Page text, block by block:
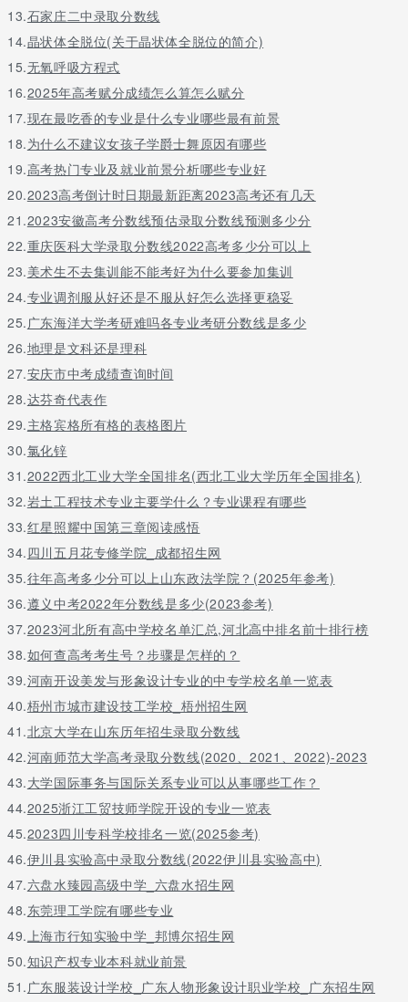
13.石家庄二中录取分数线
14.晶状体全脱位(关于晶状体全脱位的简介)
15.无氧呼吸方程式
16.2025年高考赋分成绩怎么算怎么赋分
17.现在最吃香的专业是什么专业哪些最有前景
18.为什么不建议女孩子学爵士舞原因有哪些
19.高考热门专业及就业前景分析哪些专业好
20.2023高考倒计时日期最新距离2023高考还有几天
21.2023安徽高考分数线预估录取分数线预测多少分
22.重庆医科大学录取分数线2022高考多少分可以上
23.美术生不去集训能不能考好为什么要参加集训
24.专业调剂服从好还是不服从好怎么选择更稳妥
25.广东海洋大学考研难吗各专业考研分数线是多少
26.地理是文科还是理科
27.安庆市中考成绩查询时间
28.达芬奇代表作
29.主格宾格所有格的表格图片
30.氯化锌
31.2022西北工业大学全国排名(西北工业大学历年全国排名)
32.岩土工程技术专业主要学什么？专业课程有哪些
33.红星照耀中国第三章阅读感悟
34.四川五月花专修学院_成都招生网
35.往年高考多少分可以上山东政法学院？(2025年参考)
36.遵义中考2022年分数线是多少(2023参考)
37.2023河北所有高中学校名单汇总,河北高中排名前十排行榜
38.如何查高考考生号？步骤是怎样的？
39.河南开设美发与形象设计专业的中专学校名单一览表
40.梧州市城市建设技工学校_梧州招生网
41.北京大学在山东历年招生录取分数线
42.河南师范大学高考录取分数线(2020、2021、2022)-2023
43.大学国际事务与国际关系专业可以从事哪些工作？
44.2025浙江工贸技师学院开设的专业一览表
45.2023四川专科学校排名一览(2025参考)
46.伊川县实验高中录取分数线(2022伊川县实验高中)
47.六盘水臻园高级中学_六盘水招生网
48.东莞理工学院有哪些专业
49.上海市行知实验中学_邦博尔招生网
50.知识产权专业本科就业前景
51.广东服装设计学校_广东人物形象设计职业学校_广东招生网